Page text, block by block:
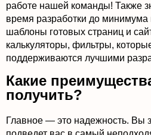
работе нашей команды! Также
время разработки до минимума
шаблоны готовых страниц и
калькуляторы, фильтры,
поддерживаются лучшими
Какие
получить?
Главное — это надежность. Вы